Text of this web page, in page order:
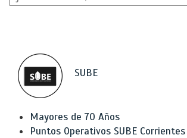
SUBE
Mayores de 70 Años
Puntos Operativos SUBE Corrientes